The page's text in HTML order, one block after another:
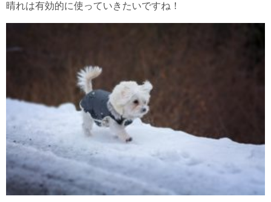
晴れは有効的に使っていきたいですね！